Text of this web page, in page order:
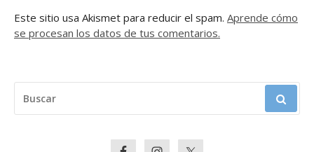
Este sitio usa Akismet para reducir el spam. Aprende cómo
se procesan los datos de tus comentarios.